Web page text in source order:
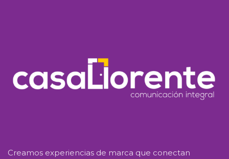
Creamos experiencias de marca que conectan